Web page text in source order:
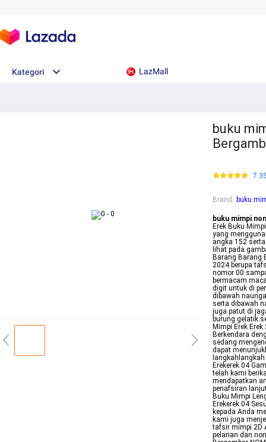
Kategori LazMall
buku
Brand : buku
buku mimpi
Erek Buku
yang
angka 152
lihat pada
Barang Barang
2024 berupa
nomor 00
bermacam
digit untuk di
dibawah
serta dibawah
juga patut di
burung gelatik
Mimpi Erek
Berkendara
sedang
dapat
Erekerek 04
telah kami
mendapatkan
penafsiran
Buku Mimpi
Erekerek 04
kepada Anda
kami juga
tafsir mimpi 2D
pelarian dan